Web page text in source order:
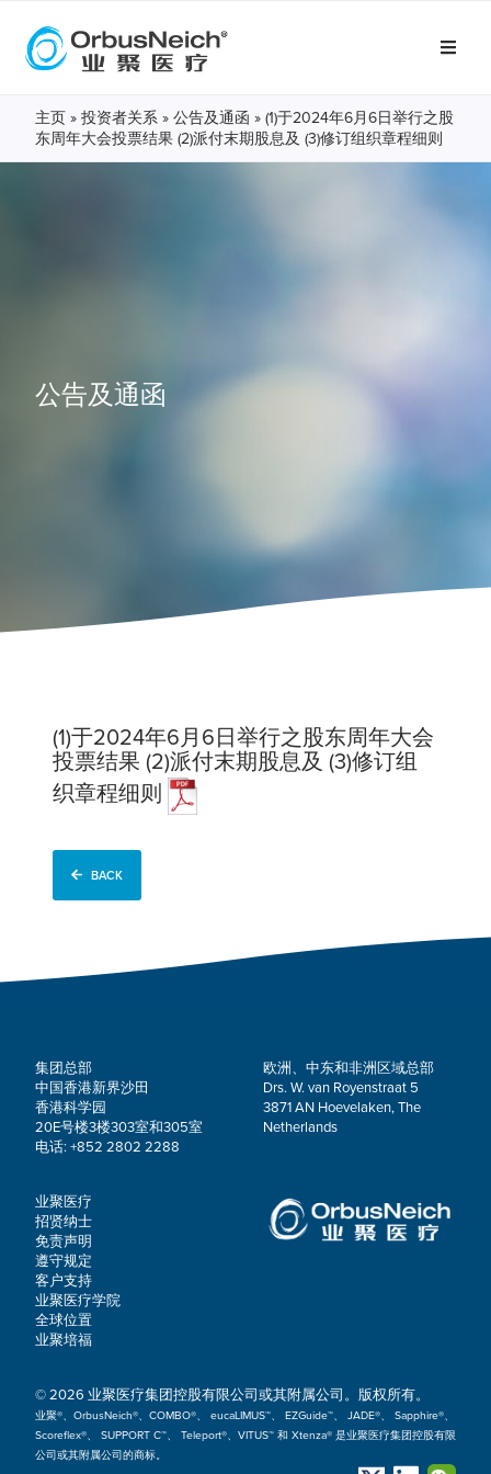
主页 » 投资者关系 » 公告及通函 » (1)于2024年6月6日举行之股
东周年大会投票结果 (2)派付末期股息及 (3)修订组织章程细则
公告及通函
(1)于2024年6月6日举行之股东周年大会
投票结果 (2)派付末期股息及 (3)修订组
织章程细则
BACK
集团总部
中国香港新界沙田
香港科学园
20E号楼3楼303室和305室
电话: +852 2802 2288
欧洲、中东和非洲区域总部
Drs. W. van Royenstraat 5
3871 AN Hoevelaken, The
Netherlands
业聚医疗
招贤纳士
免责声明
遵守规定
客户支持
业聚医疗学院
全球位置
业聚培福
© 2026 业聚医疗集团控股有限公司或其附属公司。版权所有。
业聚®、OrbusNeich®、COMBO®、 eucaLIMUS™、 EZGuide™、 JADE®、 Sapphire®、
Scoreflex®、 SUPPORT C™、 Teleport®、VITUS™ 和 Xtenza® 是业聚医疗集团控股有限
公司或其附属公司的商标。